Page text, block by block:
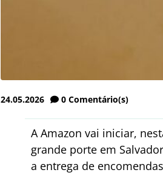
24.05.2026 0 Comentário(s)
A Amazon vai iniciar,
grande porte em
a entrega de